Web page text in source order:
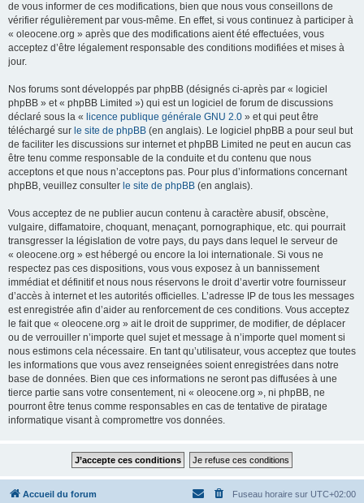
de vous informer de ces modifications, bien que nous vous conseillons de
vérifier régulièrement par vous-même. En effet, si vous continuez à participer à
« oleocene.org » après que des modifications aient été effectuées, vous
acceptez d’être légalement responsable des conditions modifiées et mises à
jour.
Nos forums sont développés par phpBB (désignés ci-après par « logiciel
phpBB » et « phpBB Limited ») qui est un logiciel de forum de discussions
déclaré sous la « licence publique générale GNU 2.0 » et qui peut être
téléchargé sur le site de phpBB (en anglais). Le logiciel phpBB a pour seul but
de faciliter les discussions sur internet et phpBB Limited ne peut en aucun cas
être tenu comme responsable de la conduite et du contenu que nous
acceptons et que nous n’acceptons pas. Pour plus d’informations concernant
phpBB, veuillez consulter le site de phpBB (en anglais).
Vous acceptez de ne publier aucun contenu à caractère abusif, obscène,
vulgaire, diffamatoire, choquant, menaçant, pornographique, etc. qui pourrait
transgresser la législation de votre pays, du pays dans lequel le serveur de
« oleocene.org » est hébergé ou encore la loi internationale. Si vous ne
respectez pas ces dispositions, vous vous exposez à un bannissement
immédiat et définitif et nous nous réservons le droit d’avertir votre fournisseur
d’accès à internet et les autorités officielles. L’adresse IP de tous les messages
est enregistrée afin d’aider au renforcement de ces conditions. Vous acceptez
le fait que « oleocene.org » ait le droit de supprimer, de modifier, de déplacer
ou de verrouiller n’importe quel sujet et message à n’importe quel moment si
nous estimons cela nécessaire. En tant qu’utilisateur, vous acceptez que toutes
les informations que vous avez renseignées soient enregistrées dans notre
base de données. Bien que ces informations ne seront pas diffusées à une
tierce partie sans votre consentement, ni « oleocene.org », ni phpBB, ne
pourront être tenus comme responsables en cas de tentative de piratage
informatique visant à compromettre vos données.
Accueil du forum Fuseau horaire sur UTC+02:00